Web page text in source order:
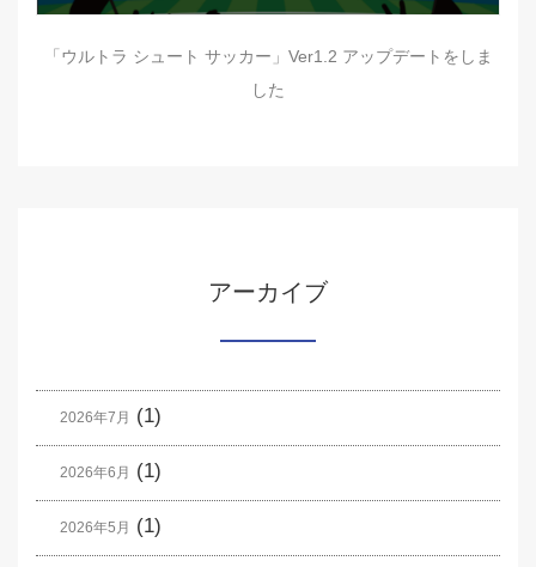
「ウルトラ シュート サッカー」Ver1.2 アップデートをしま
した
アーカイブ
2026年7月 (1)
2026年6月 (1)
2026年5月 (1)